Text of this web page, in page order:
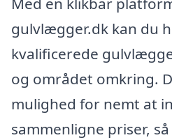
gulvlægger.dk kan du
kvalificerede
og området omkring.
mulighed for nemt at
sammenligne priser,